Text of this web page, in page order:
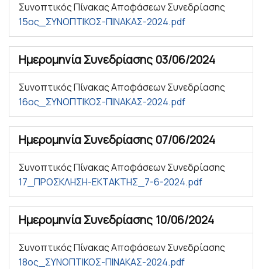
Συνοπτικός Πίνακας Αποφάσεων Συνεδρίασης
15ος_ΣΥΝΟΠΤΙΚΟΣ-ΠΙΝΑΚΑΣ-2024.pdf
Ημερομηνία Συνεδρίασης 03/06/2024
Συνοπτικός Πίνακας Αποφάσεων Συνεδρίασης
16ος_ΣΥΝΟΠΤΙΚΟΣ-ΠΙΝΑΚΑΣ-2024.pdf
Ημερομηνία Συνεδρίασης 07/06/2024
Συνοπτικός Πίνακας Αποφάσεων Συνεδρίασης
17_ΠΡΟΣΚΛΗΣΗ-ΕΚΤΑΚΤΗΣ_7-6-2024.pdf
Ημερομηνία Συνεδρίασης 10/06/2024
Συνοπτικός Πίνακας Αποφάσεων Συνεδρίασης
18ος_ΣΥΝΟΠΤΙΚΟΣ-ΠΙΝΑΚΑΣ-2024.pdf